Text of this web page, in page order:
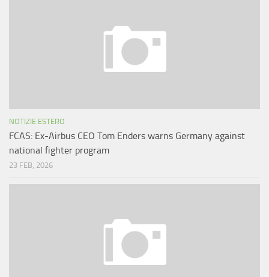
NOTIZIE ESTERO
FCAS: Ex-Airbus CEO Tom Enders warns Germany against
national fighter program
23 FEB, 2026